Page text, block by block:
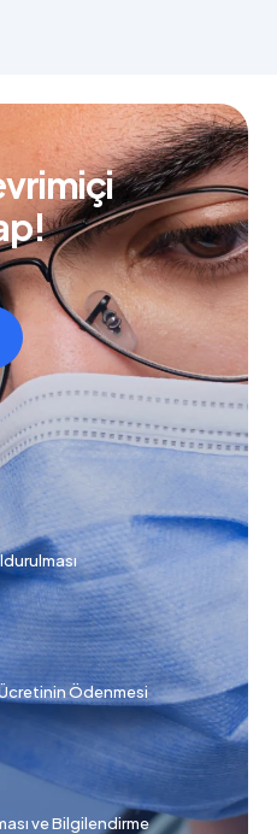
Ödenmesi
ve Bilgilendirme